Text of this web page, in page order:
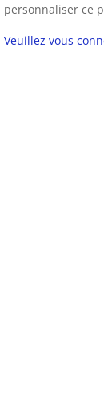
personnaliser ce
Veuillez vous